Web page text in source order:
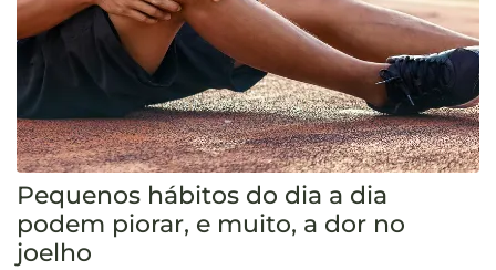
Pequenos hábitos do dia a dia
podem piorar, e muito, a dor no
joelho